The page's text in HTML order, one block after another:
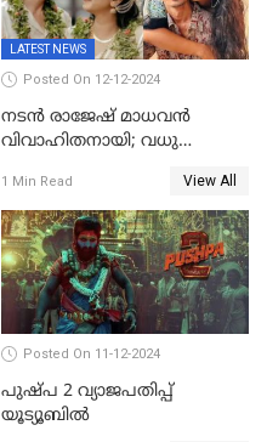
LATEST NEWS
Posted On 12-12-2024
നടൻ രാജേഷ് മാധവൻ
വിവാഹിതനായി; വധു
കാരാട്ട്
1 Min Read View All
Posted On 11-12-2024
പുഷ്പ 2 വ്യാജപതിപ്പ്
യൂട്യൂബിൽ